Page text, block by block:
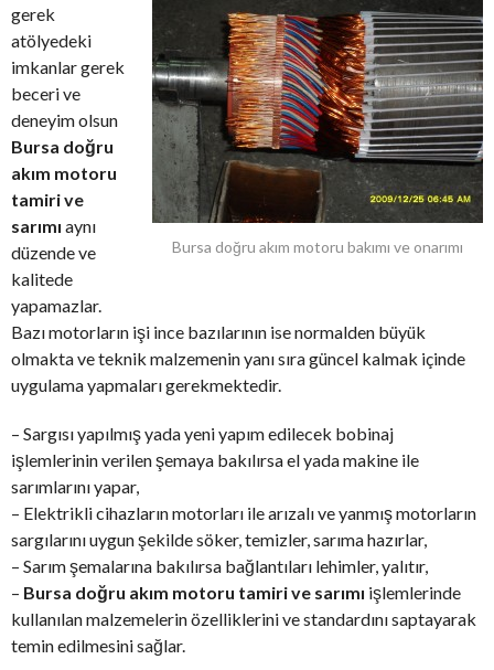
Bursa doğru akım motoru bakımı ve onarımı
gerek
atölyedeki
imkanlar gerek
beceri ve
deneyim olsun
Bursa doğru
akım motoru
tamiri ve
sarımı aynı
düzende ve
kalitede
yapamazlar.
Bazı motorların işi ince bazılarının ise normalden büyük
olmakta ve teknik malzemenin yanı sıra güncel kalmak içinde
uygulama yapmaları gerekmektedir.
– Sargısı yapılmış yada yeni yapım edilecek bobinaj
işlemlerinin verilen şemaya bakılırsa el yada makine ile
sarımlarını yapar,
– Elektrikli cihazların motorları ile arızalı ve yanmış motorların
sargılarını uygun şekilde söker, temizler, sarıma hazırlar,
– Sarım şemalarına bakılırsa bağlantıları lehimler, yalıtır,
– Bursa doğru akım motoru tamiri ve sarımı işlemlerinde
kullanılan malzemelerin özelliklerini ve standardını saptayarak
temin edilmesini sağlar.